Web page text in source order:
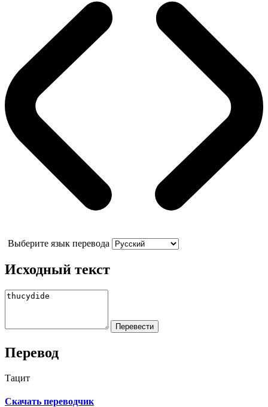
Выберите язык перевода
Исходный текст
Перевод
Тацит
Скачать переводчик